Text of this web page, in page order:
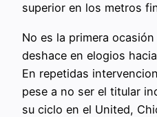
superior en los metros
No es la primera
deshace en elogios
En repetidas
pese a no ser el titular
su ciclo en el United,